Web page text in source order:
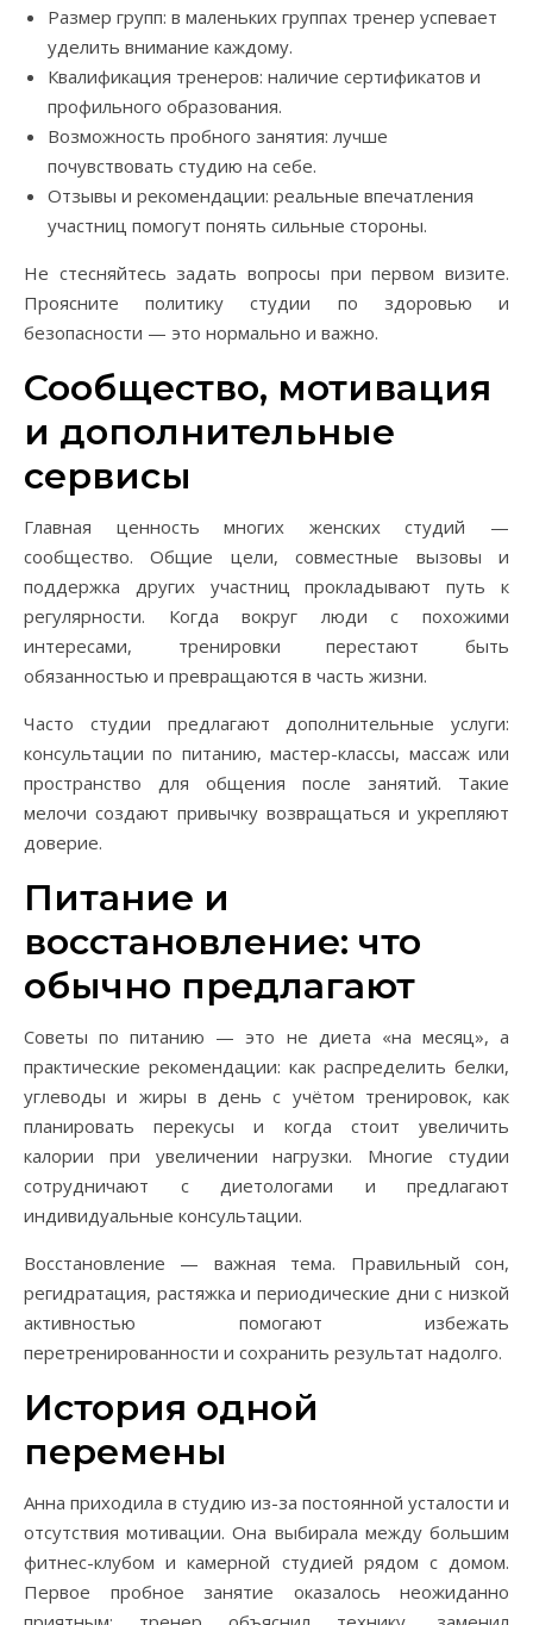
Размер групп: в маленьких группах тренер успевает
уделить внимание каждому.
Квалификация тренеров: наличие сертификатов и
профильного образования.
Возможность пробного занятия: лучше
почувствовать студию на себе.
Отзывы и рекомендации: реальные впечатления
участниц помогут понять сильные стороны.
Не стесняйтесь задать вопросы при первом визите.
Проясните политику студии по здоровью и
безопасности — это нормально и важно.
Сообщество, мотивация
и дополнительные
сервисы
Главная ценность многих женских студий —
сообщество. Общие цели, совместные вызовы и
поддержка других участниц прокладывают путь к
регулярности. Когда вокруг люди с похожими
интересами, тренировки перестают быть
обязанностью и превращаются в часть жизни.
Часто студии предлагают дополнительные услуги:
консультации по питанию, мастер-классы, массаж или
пространство для общения после занятий. Такие
мелочи создают привычку возвращаться и укрепляют
доверие.
Питание и
восстановление: что
обычно предлагают
Советы по питанию — это не диета «на месяц», а
практические рекомендации: как распределить белки,
углеводы и жиры в день с учётом тренировок, как
планировать перекусы и когда стоит увеличить
калории при увеличении нагрузки. Многие студии
сотрудничают с диетологами и предлагают
индивидуальные консультации.
Восстановление — важная тема. Правильный сон,
регидратация, растяжка и периодические дни с низкой
активностью помогают избежать
перетренированности и сохранить результат надолго.
История одной
перемены
Анна приходила в студию из-за постоянной усталости и
отсутствия мотивации. Она выбирала между большим
фитнес-клубом и камерной студией рядом с домом.
Первое пробное занятие оказалось неожиданно